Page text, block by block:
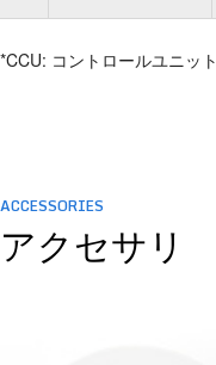
*CCU: コントロールユニット
ACCESSORIES
アクセサリ